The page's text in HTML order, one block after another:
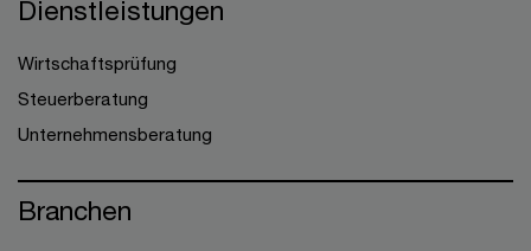
Dienstleistungen
Wirtschaftsprüfung
Steuerberatung
Unternehmensberatung
Branchen